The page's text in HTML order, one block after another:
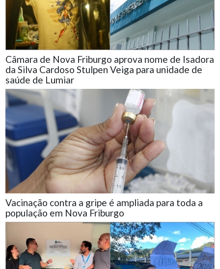
Câmara de Nova Friburgo aprova nome de Isadora
da Silva Cardoso Stulpen Veiga para unidade de
saúde de Lumiar
Vacinação contra a gripe é ampliada para toda a
população em Nova Friburgo